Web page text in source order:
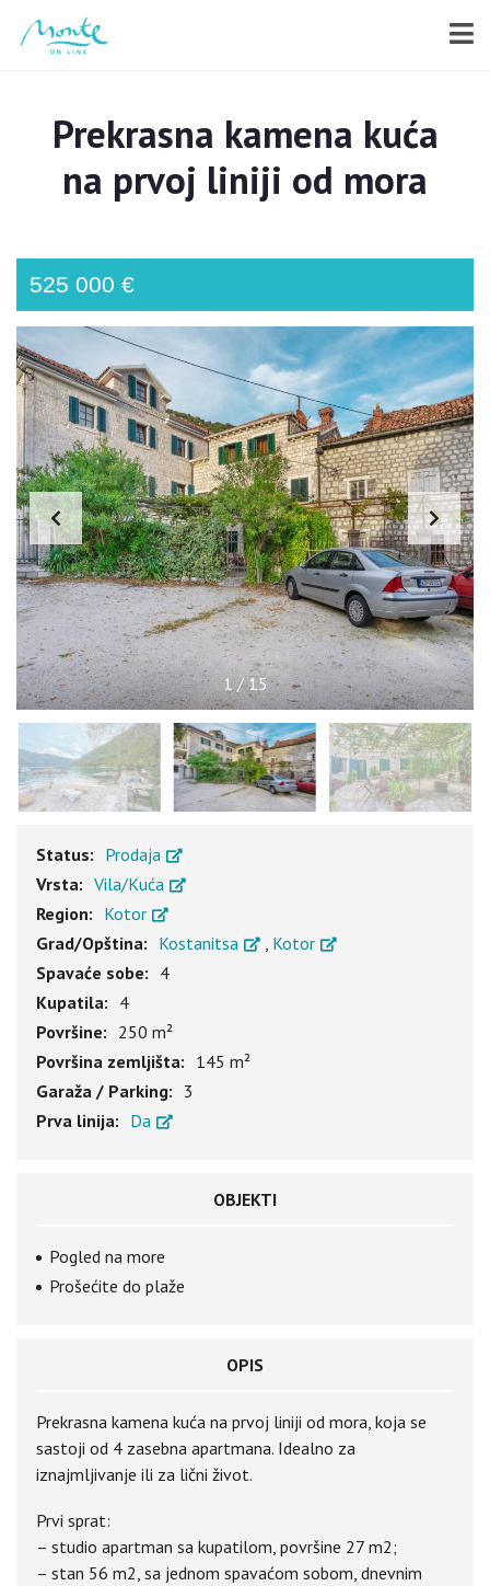
Prekrasna kamena kuća
na prvoj liniji od mora
525 000 €
1/15
Status: Prodaja
Vrsta: Vila/Kuća
Region: Kotor
Grad/Opština: Kostanitsa , Kotor
Spavaće sobe: 4
Kupatila: 4
Površine: 250 m²
Površina zemljišta: 145 m²
Garaža / Parking: 3
Prva linija: Da
OBJEKTI
Pogled na more
Prošećite do plaže
OPIS
Prekrasna kamena kuća na prvoj liniji od mora, koja se
sastoji od 4 zasebna apartmana. Idealno za
iznajmljivanje ili za lični život.
Prvi sprat:
– studio apartman sa kupatilom, površine 27 m2;
– stan 56 m2, sa jednom spavaćom sobom, dnevnim